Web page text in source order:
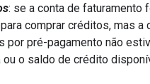
: se a conta de faturamento
comprar créditos, mas a
por pré-pagamento não
ou o saldo de crédito